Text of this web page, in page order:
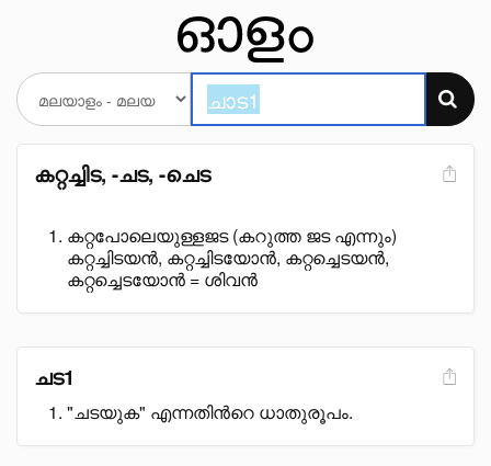
കറ്റച്ചിട, -ചട, -ചെട
കറ്റപോലെയുള്ളജട (കറുത്ത ജട എന്നും)
കറ്റച്ചിടയൻ, കറ്റച്ചിടയോൻ, കറ്റച്ചെടയൻ,
കറ്റച്ചെടയോൻ = ശിവൻ
ചട1
"ചടയുക" എന്നതിൻറെ ധാതുരൂപം.